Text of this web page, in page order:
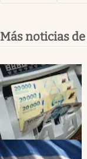
Más noticias de